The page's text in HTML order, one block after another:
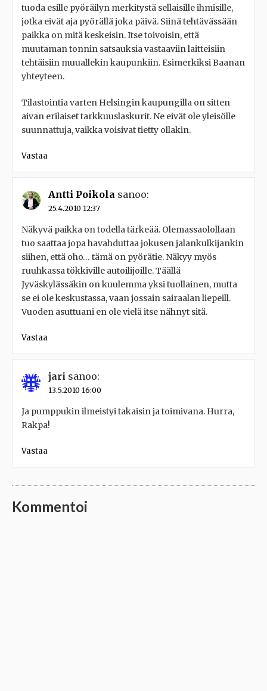
tuoda esille pyöräilyn merkitystä sellaisille ihmisille,
jotka eivät aja pyörällä joka päivä. Siinä tehtävässään
paikka on mitä keskeisin. Itse toivoisin, että
muutaman tonnin satsauksia vastaaviin laitteisiin
tehtäisiin muuallekin kaupunkiin. Esimerkiksi Baanan
yhteyteen.
Tilastointia varten Helsingin kaupungilla on sitten
aivan erilaiset tarkkuuslaskurit. Ne eivät ole yleisölle
suunnattuja, vaikka voisivat tietty ollakin.
Vastaa
Antti Poikola sanoo:
25.4.2010 12:37
Näkyvä paikka on todella tärkeää. Olemassaolollaan
tuo saattaa jopa havahduttaa jokusen jalankulkijankin
siihen, että oho… tämä on pyörätie. Näkyy myös
ruuhkassa tökkiville autoilijoille. Täällä
Jyväskylässäkin on kuulemma yksi tuollainen, mutta
se ei ole keskustassa, vaan jossain sairaalan liepeill.
Vuoden asuttuani en ole vielä itse nähnyt sitä.
Vastaa
jari sanoo:
13.5.2010 16:00
Ja pumppukin ilmeistyi takaisin ja toimivana. Hurra,
Rakpa!
Vastaa
Kommentoi